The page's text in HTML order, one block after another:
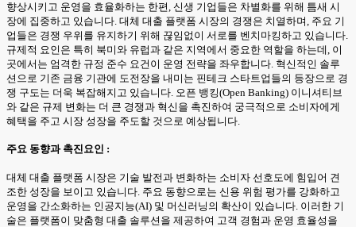
향상시키고 운영을 효율화하는 한편, 신생 기업들은 차별화를 위해 틈새 시
장에 집중하고 있습니다. 대체 대출 플랫폼 시장의 경쟁은 치열하며, 주요 기
업들은 경쟁 우위를 유지하기 위해 끊임없이 서로를 벤치마킹하고 있습니다.
규제적 요인은 특히 북미와 유럽과 같은 지역에서 중요한 역할을 하는데, 이
곳에서는 엄격한 규정 준수 요건이 운영 전략을 좌우합니다. 혁신적인 솔루
션으로 기존 금융 기관에 도전장을 내미는 핀테크 스타트업들의 등장으로 경
쟁 구도는 더욱 복잡해지고 있습니다. 오픈 뱅킹(Open Banking) 이니셔티브
와 같은 규제 변화는 더 큰 경쟁과 혁신을 촉진하여 궁극적으로 소비자에게
혜택을 주고 시장 성장을 주도할 것으로 예상됩니다.
주요 동향과 촉진요인 :
대체 대출 플랫폼 시장은 기술 발전과 변화하는 소비자 선호도에 힘입어 견
조한 성장을 보이고 있습니다. 주요 동향으로는 신용 위험 평가를 강화하고
운영을 간소화하는 인공지능(AI) 및 머신러닝의 확산이 있습니다. 이러한 기
술은 플랫폼이 맞춤형 대출 솔루션을 제공하여 고객 경험과 운영 효율성을